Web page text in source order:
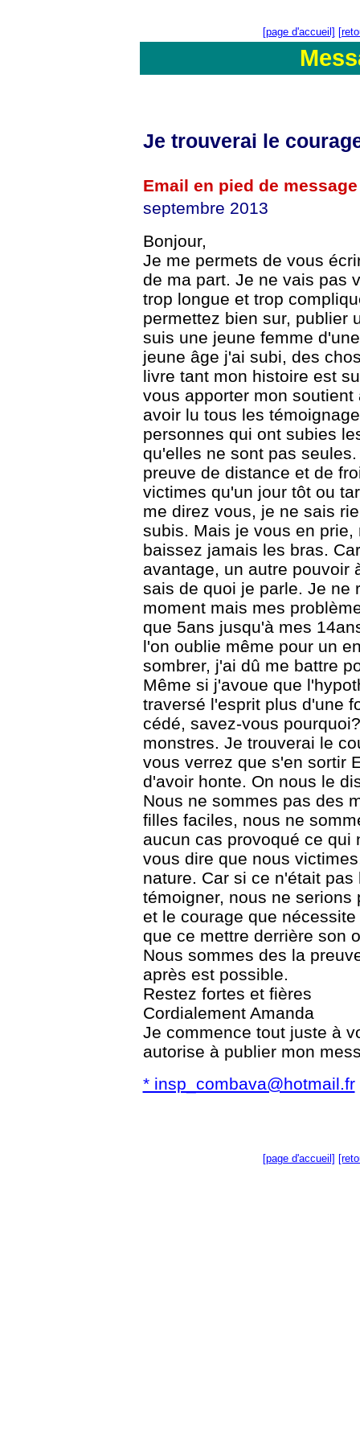
[page d'accueil]
Je trouverai le
Email en pied de message
septembre 2013
Bonjour,
Je me permets de vous
de ma part. Je ne vais pas
trop longue et trop
permettez bien sur, publier
suis une jeune femme
jeune âge j'ai subi, des
livre tant mon histoire est
vous apporter mon
avoir lu tous les
personnes qui ont subies
qu'elles ne sont pas
preuve de distance et de
victimes qu'un jour tôt ou
me direz vous, je ne sais
subis. Mais je vous en
baissez jamais les bras.
avantage, un autre pouvoir
sais de quoi je parle. Je ne
moment mais mes
que 5ans jusqu'à mes
l'on oublie même pour un
sombrer, j'ai dû me battre
Même si j'avoue que
traversé l'esprit plus d'une
cédé, savez-vous
monstres. Je trouverai le
vous verrez que s'en sortir
d'avoir honte. On nous le
Nous ne sommes pas des
filles faciles, nous ne
aucun cas provoqué ce qui
vous dire que nous
nature. Car si ce n'était
témoigner, nous ne
et le courage que
que ce mettre derrière son
Nous sommes des la
après est possible.
Restez fortes et fières
Cordialement Amanda
Je commence tout juste à
autorise à publier mon
* insp_combava@hotmail.fr
[page d'accueil]